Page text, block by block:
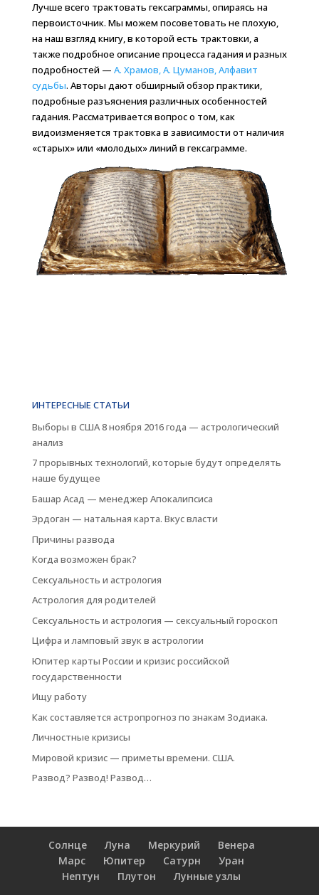
Лучше всего трактовать гексаграммы, опираясь на
первоисточник. Мы можем посоветовать не плохую,
на наш взгляд книгу, в которой есть трактовки, а
также подробное описание процесса гадания и разных
подробностей — А. Храмов, А. Цуманов, Алфавит
судьбы. Авторы дают обширный обзор практики,
подробные разъяснения различных особенностей
гадания. Рассматривается вопрос о том, как
видоизменяется трактовка в зависимости от наличия
«старых» или «молодых» линий в гексаграмме.
ИНТЕРЕСНЫЕ СТАТЬИ
Выборы в США 8 ноября 2016 года — астрологический
анализ
7 прорывных технологий, которые будут определять
наше будущее
Башар Асад — менеджер Апокалипсиса
Эрдоган — натальная карта. Вкус власти
Причины развода
Когда возможен брак?
Сексуальность и астрология
Астрология для родителей
Сексуальность и астрология — сексуальный гороскоп
Цифра и ламповый звук в астрологии
Юпитер карты России и кризис российской
государственности
Ищу работу
Как составляется астропрогноз по знакам Зодиака.
Личностные кризисы
Мировой кризис — приметы времени. США.
Развод? Развод! Развод…
Солнце Луна Меркурий
Венера
Марс
Юпитер Сатурн
Уран
Нептун
Плутон Лунные узлы